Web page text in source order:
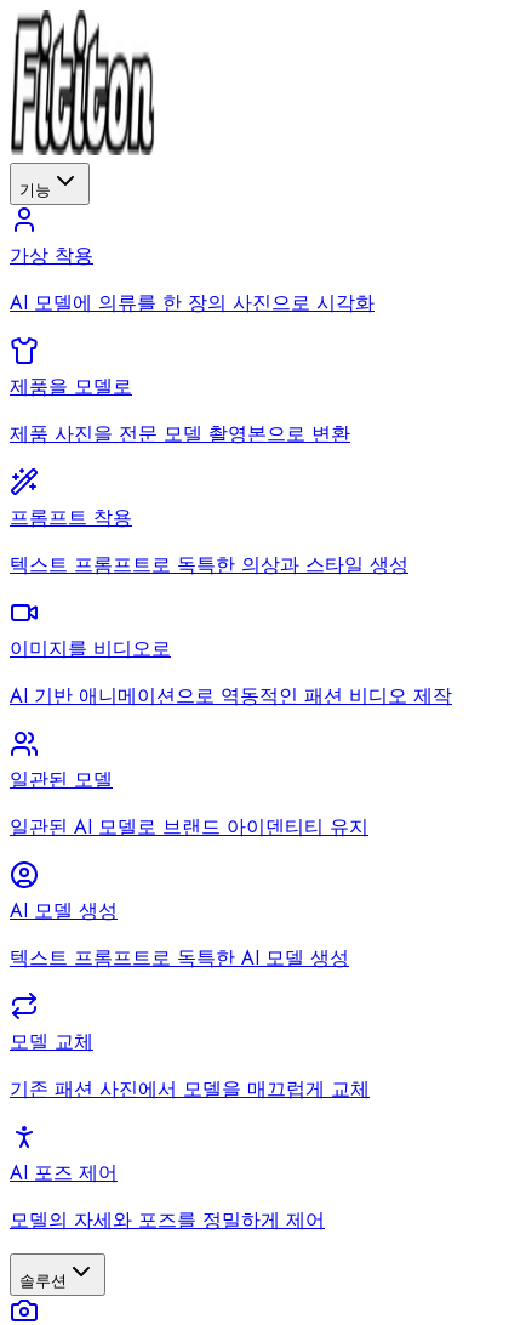
기능
가상 착용
AI 모델에 의류를 한 장의 사진으로 시각화
제품을 모델로
제품 사진을 전문 모델 촬영본으로 변환
프롬프트 착용
텍스트 프롬프트로 독특한 의상과 스타일 생성
이미지를 비디오로
AI 기반 애니메이션으로 역동적인 패션 비디오 제작
일관된 모델
일관된 AI 모델로 브랜드 아이덴티티 유지
AI 모델 생성
텍스트 프롬프트로 독특한 AI 모델 생성
모델 교체
기존 패션 사진에서 모델을 매끄럽게 교체
AI 포즈 제어
모델의 자세와 포즈를 정밀하게 제어
솔루션